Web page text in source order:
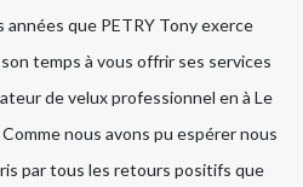
que PETRY Tony exerce
temps à vous offrir ses services
de velux professionnel en à Le
nous avons pu espérer nous
par tous les retours positifs que